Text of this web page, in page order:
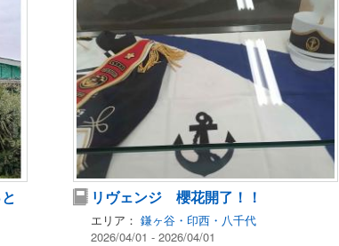
リヴェンジ 櫻花開了！！
エリア： 鎌ヶ谷・印西・八千代
2026/04/01 - 2026/04/01